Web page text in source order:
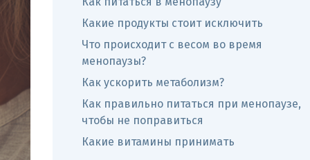
Какие продукты стоит исключить
Что происходит с весом во время
менопаузы?
Как ускорить метаболизм?
Как правильно питаться при менопаузе,
чтобы не поправиться
Какие витамины принимать